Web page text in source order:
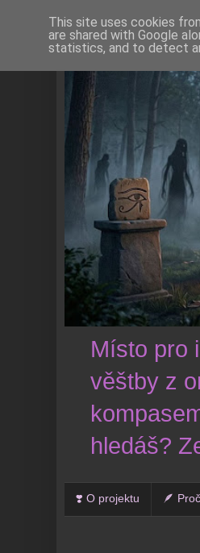
Místo pro
věštby z
hledáš?
❣️ O projektu 🪶
This site uses cookies
are shared with Google
statistics, and to detect